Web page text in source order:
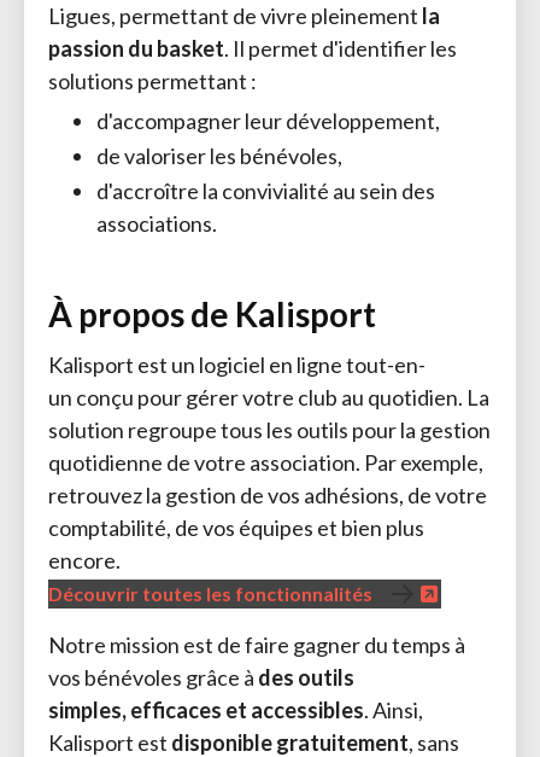
Ligues, permettant de vivre pleinement la
passion du basket. Il permet d'identifier les
solutions permettant :
d'accompagner leur développement,
de valoriser les bénévoles,
d'accroître la convivialité au sein des
associations.
À propos de Kalisport
Kalisport est un logiciel en ligne tout-en-
un conçu pour gérer votre club au quotidien. La
solution regroupe tous les outils pour la gestion
quotidienne de votre association. Par exemple,
retrouvez la gestion de vos adhésions, de votre
comptabilité, de vos équipes et bien plus
encore.
Découvrir toutes les fonctionnalités
Notre mission est de faire gagner du temps à
vos bénévoles grâce à des outils
simples, efficaces et accessibles. Ainsi,
Kalisport est disponible gratuitement, sans